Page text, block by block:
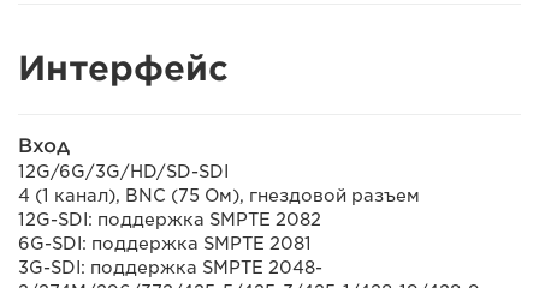
Интерфейс
Вход
12G/6G/3G/HD/SD-SDI
4 (1 канал), BNC (75 Ом), гнездовой разъем
12G-SDI: поддержка SMPTE 2082
6G-SDI: поддержка SMPTE 2081
3G-SDI: поддержка SMPTE 2048-